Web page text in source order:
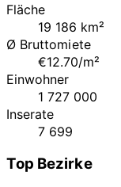
Fläche
19 186 km²
Ø Bruttomiete
€12.70/m²
Einwohner
1 727 000
Inserate
7 699
Top Bezirke